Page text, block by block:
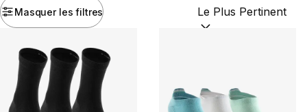
Masquer les filtres Trier par :(optional)